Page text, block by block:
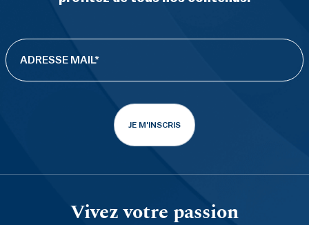
JE M'INSCRIS
Vivez votre passion